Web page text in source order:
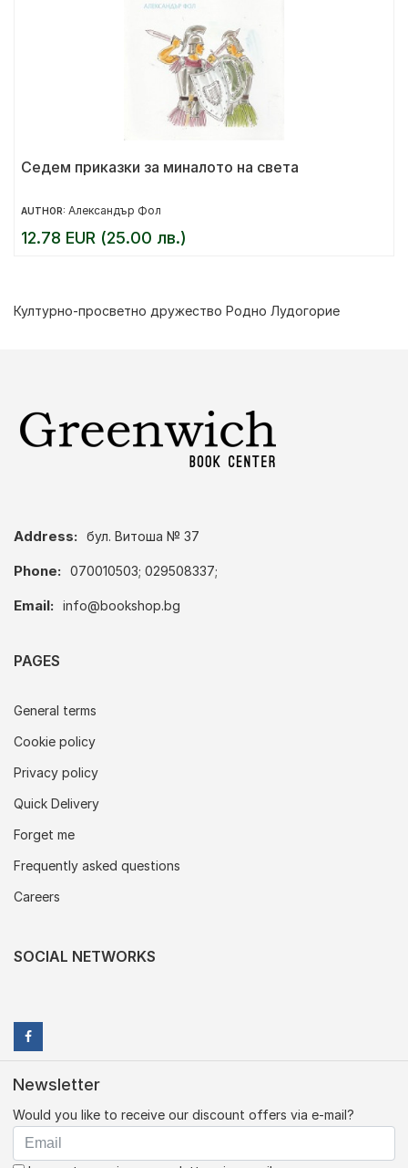
Седем приказки за миналото на света
AUTHOR: Александър Фол
12.78 EUR (25.00 лв.)
Културно-просветно дружество Родно Лудогорие
Address: бул. Витоша № 37
Phone: 070010503; 029508337;
Email: info@bookshop.bg
PAGES
General terms
Cookie policy
Privacy policy
Quick Delivery
Forget me
Frequently asked questions
Careers
SOCIAL NETWORKS
Newsletter
Would you like to receive our discount offers via e-mail?